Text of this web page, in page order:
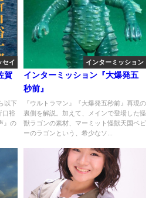
セイ
賀
以下
口裕
』の
インターミッション
インターミッション『大爆発五
秒前』
『ウルトラマン』『大爆発五秒前』再現の
裏側を解説。加えて、メインで登場した怪
獣ラゴンの素材、マーミット怪獣天国ベビ
ーのラゴンという、希少なソ...